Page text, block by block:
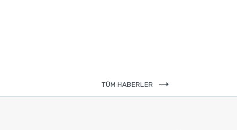
TÜM HABERLER